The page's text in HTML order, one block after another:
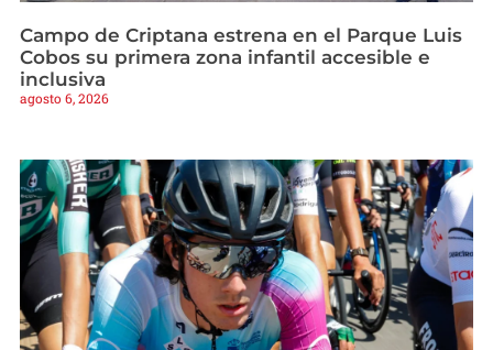
Campo de Criptana estrena en el Parque Luis
Cobos su primera zona infantil accesible e
inclusiva
agosto 6, 2026